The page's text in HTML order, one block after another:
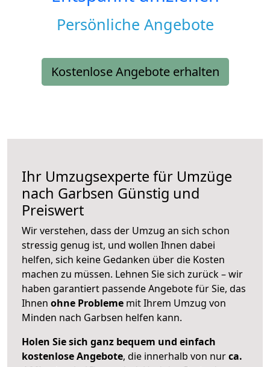
Persönliche Angebote
Kostenlose Angebote erhalten
Ihr Umzugsexperte für Umzüge
nach Garbsen Günstig und
Preiswert
Wir verstehen, dass der Umzug an sich schon
stressig genug ist, und wollen Ihnen dabei
helfen, sich keine Gedanken über die Kosten
machen zu müssen. Lehnen Sie sich zurück – wir
haben garantiert passende Angebote für Sie, das
Ihnen ohne Probleme mit Ihrem Umzug von
Minden nach Garbsen helfen kann.
Holen Sie sich ganz bequem und einfach
kostenlose Angebote, die innerhalb von nurca.